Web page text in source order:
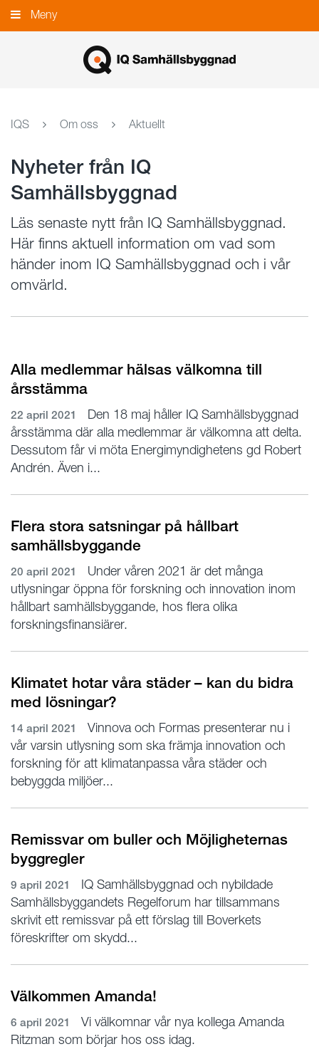
Gå
till
Meny
IQS Om oss Aktuellt
Nyheter från IQ
Samhällsbyggnad
Läs senaste nytt från IQ Samhällsbyggnad.
Här finns aktuell information om vad som
händer inom IQ Samhällsbyggnad och i vår
omvärld.
Alla medlemmar hälsas välkomna till
årsstämma
22 april 2021
Den 18 maj håller IQ Samhällsbyggnad
årsstämma där alla medlemmar är välkomna att delta.
Dessutom får vi möta Energimyndighetens gd Robert
Andrén. Även i...
Flera stora satsningar på hållbart
samhällsbyggande
20 april 2021
Under våren 2021 är det många
utlysningar öppna för forskning och innovation inom
hållbart samhällsbyggande, hos flera olika
forskningsfinansiärer.
Klimatet hotar våra städer – kan du bidra
med lösningar?
14 april 2021
Vinnova och Formas presenterar nu i
vår varsin utlysning som ska främja innovation och
forskning för att klimatanpassa våra städer och
bebyggda miljöer...
Remissvar om buller och Möjligheternas
byggregler
9 april 2021
IQ Samhällsbyggnad och nybildade
Samhällsbyggandets Regelforum har tillsammans
skrivit ett remissvar på ett förslag till Boverkets
föreskrifter om skydd...
Välkommen Amanda!
6 april 2021
Vi välkomnar vår nya kollega Amanda
Ritzman som börjar hos oss idag.